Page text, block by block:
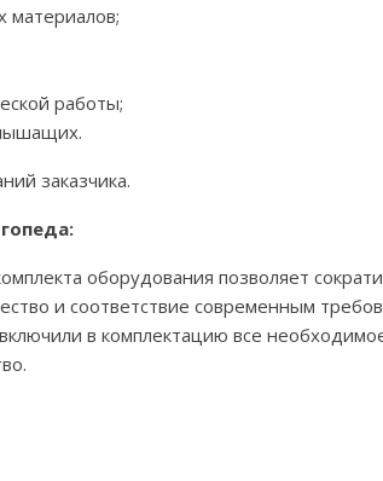
материалов;
работы;
заказчика.
оборудования позволяет
и соответствие современным
в комплектацию все